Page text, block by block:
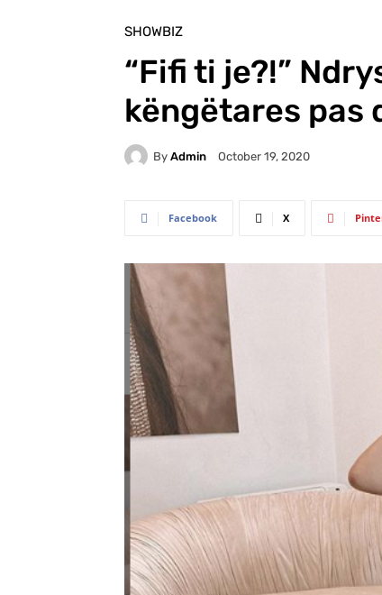
SHOWBIZ
“Fifi ti je?!”
këngëtares pas
By Admin October 19, 2020
Facebook X